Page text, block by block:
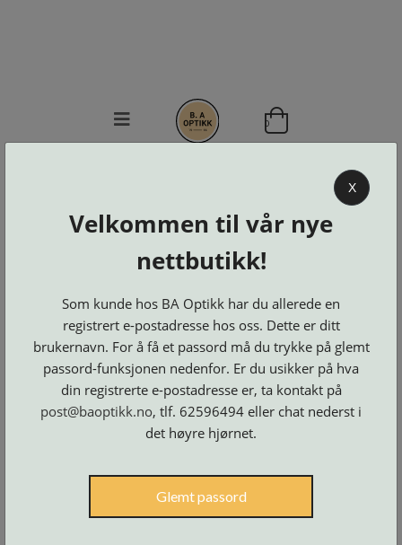
KONTAKT
BESTILL
LOGG INN
0
Brillerens
Brillesnorer
Clip-
on
og
Suncover
Etuier
Innfatninger
Lesebriller
Luper
og
Maskiner
Microkluter
Neseputer
og
Skruer
Solbriller
Verktøy
og
tilbehør
X
Velkommen til vår nye
nettbutikk!
Som kunde hos BA Optikk har du allerede en
registrert e-postadresse hos oss. Dette er ditt
brukernavn. For å få et passord må du trykke på glemt
passord-funksjonen nedenfor. Er du usikker på hva
din registrerte e-postadresse er, ta kontakt på
post@baoptikk.no, tlf. 62596494 eller chat nederst i
det høyre hjørnet.
Glemt passord